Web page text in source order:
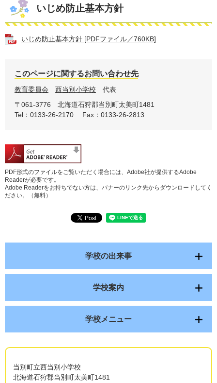
いじめ防止基本方針
いじめ防止基本方針 [PDFファイル／760KB]
このページに関するお問い合わせ先
教育委員会 西当別小学校
代表
〒061-3776
北海道石狩郡当別町太美町1481
Tel：0133-26-2170
Fax：0133-26-2813
PDF形式のファイルをご覧いただく場合には、Adobe社が提供するAdobe
Readerが必要です。
Adobe Readerをお持ちでない方は、バナーのリンク先からダウンロードしてく
ださい。（無料）
学校の出来事
学校案内
学校メニュー
当別町立西当別小学校
北海道石狩郡当別町太美町1481